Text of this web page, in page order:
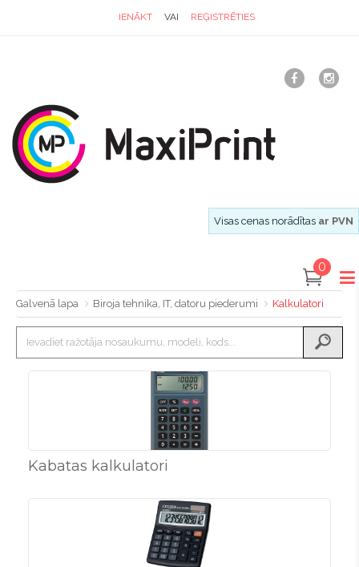
IENĀKT VAI REĢISTRĒTIES
Visas cenas norādītas ar PVN
0
Galvenā lapa Biroja tehnika, IT, datoru piederumi Kalkulatori
Kabatas kalkulatori